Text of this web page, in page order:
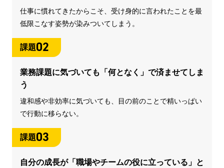
仕事に慣れてきたからこそ、受け身的に言われたことを最
低限こなす姿勢が染みついてしまう。
課題02
業務課題に気づいても「何となく」で済ませてしま
う
違和感や非効率に気づいても、目の前のことで精いっぱい
で行動に移らない。
課題03
自分の成長が「職場やチームの役に立っている」と